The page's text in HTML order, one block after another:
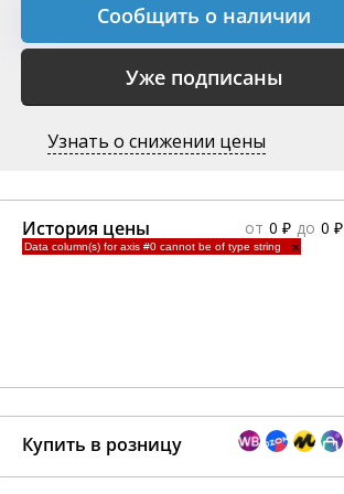
Сообщить о наличии
Уже подписаны
Узнать о снижении цены
История цены от 0 ₽ до 0 ₽
Data column(s) for axis #0 cannot be of type string ×
Купить в розницу